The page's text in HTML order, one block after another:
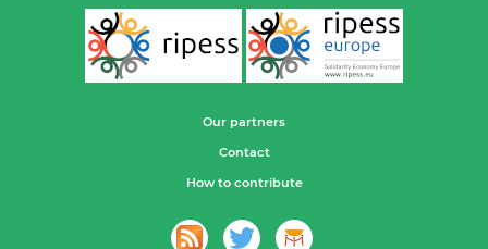
Our partners
Contact
How to contribute